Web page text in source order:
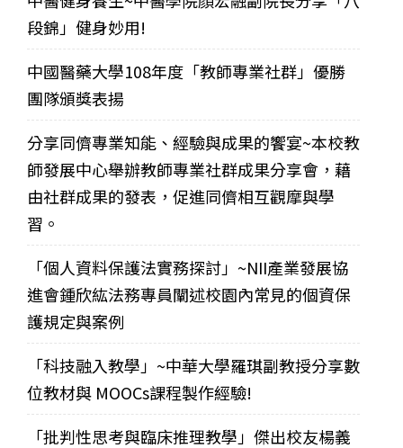
段錦」健身妙用!
中國醫藥大學108年度「教師專業社群」優勝
團隊頒獎表揚
分享同儕專業知能、經驗與成果的饗宴~本校教
師發展中心舉辦教師專業社群成果分享會，藉
由社群成果的發表，促進同儕相互觀摩與學
習。
「個人資料保護法實務探討」~NII產業發展協
進會鍾欣紘法務專員闡述校園內常見的個資保
護規定與案例
「科技融入教學」~中華大學羅琪副教授分享數
位教材與 MOOCs課程製作經驗!
「批判性思考與臨床推理教學」傑出校友楊義